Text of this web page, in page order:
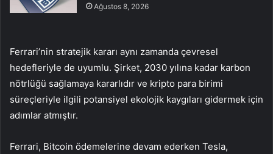
Ağustos 8, 2026
Ferrari’nin stratejik kararı aynı zamanda çevresel
hedefleriyle de uyumlu. Şirket, 2030 yılına kadar karbon
nötrlüğü sağlamaya kararlıdır ve kripto para birimi
süreçleriyle ilgili potansiyel ekolojik kaygıları gidermek için
adımlar atmıştır.
Ferrari, Bitcoin ödemelerine devam ederken Tesla,